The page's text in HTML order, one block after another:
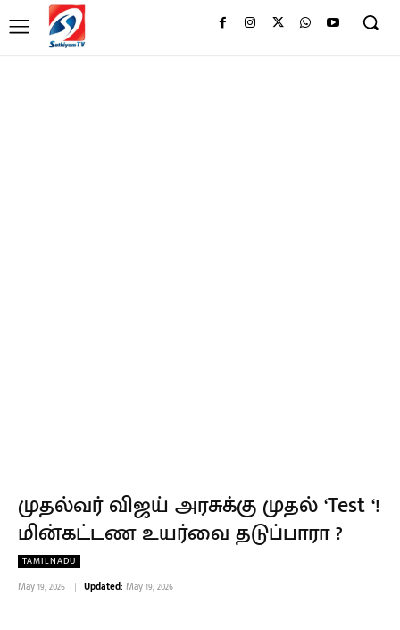
முதல்வர் விஜய் அரசுக்கு முதல் ‘Test ‘!
மின்கட்டண உயர்வை தடுப்பாரா ?
TAMILNADU
May 19, 2026 Updated: May 19, 2026